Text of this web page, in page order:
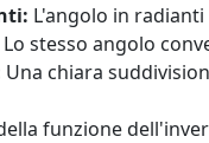
L'angolo in
Lo stesso angolo
Una chiara
funzione